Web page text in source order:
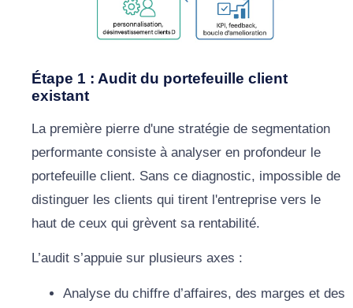
Étape 1 : Audit du portefeuille client
existant
La première pierre d'une stratégie de segmentation
performante consiste à analyser en profondeur le
portefeuille client. Sans ce diagnostic, impossible de
distinguer les clients qui tirent l'entreprise vers le
haut de ceux qui grèvent sa rentabilité.
L’audit s’appuie sur plusieurs axes :
Analyse du chiffre d’affaires, des marges et des